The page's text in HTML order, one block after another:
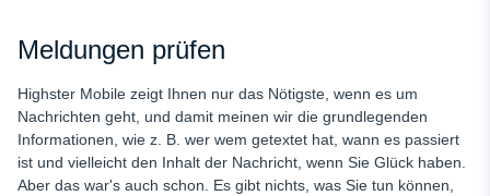
Meldungen prüfen
Highster Mobile zeigt Ihnen nur das Nötigste, wenn es um
Nachrichten geht, und damit meinen wir die grundlegenden
Informationen, wie z. B. wer wem getextet hat, wann es passiert
ist und vielleicht den Inhalt der Nachricht, wenn Sie Glück haben.
Aber das war's auch schon. Es gibt nichts, was Sie tun können,